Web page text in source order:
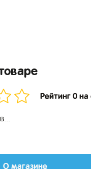
Рейтинг 0
О магазине